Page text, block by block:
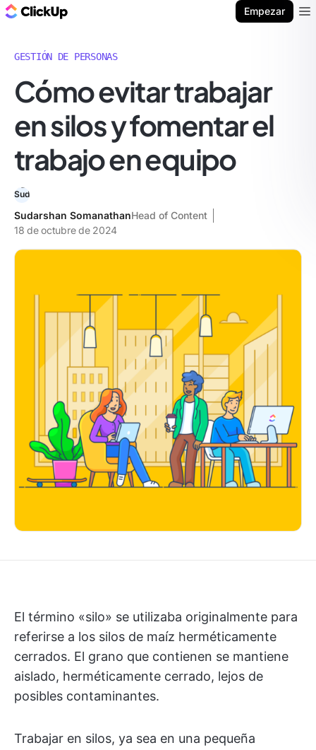
Empezar
GESTIÓN DE PERSONAS
Cómo evitar trabajar
en silos y fomentar el
trabajo en equipo
Sudarshan SomanathanHead of Content
18 de octubre de 2024
El término «silo» se utilizaba originalmente para
referirse a los silos de maíz herméticamente
cerrados. El grano que contienen se mantiene
aislado, herméticamente cerrado, lejos de
posibles contaminantes.
Trabajar en silos, ya sea en una pequeña